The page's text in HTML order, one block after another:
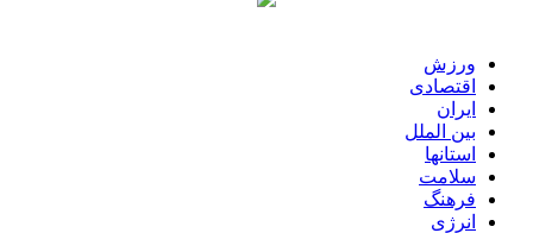
ورزش
اقتصادی
ایران
بین الملل
استانها
سلامت
فرهنگ
انرژی